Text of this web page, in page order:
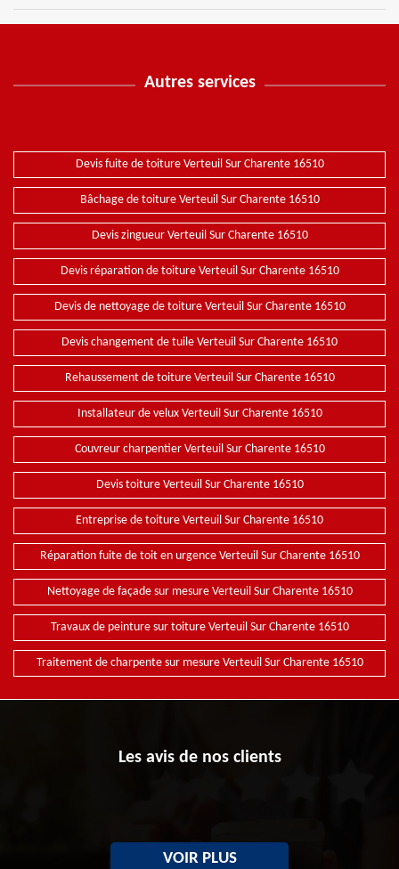
Autres services
Devis fuite de toiture Verteuil Sur Charente 16510
Bâchage de toiture Verteuil Sur Charente 16510
Devis zingueur Verteuil Sur Charente 16510
Devis réparation de toiture Verteuil Sur Charente 16510
Devis de nettoyage de toiture Verteuil Sur Charente 16510
Devis changement de tuile Verteuil Sur Charente 16510
Rehaussement de toiture Verteuil Sur Charente 16510
Installateur de velux Verteuil Sur Charente 16510
Couvreur charpentier Verteuil Sur Charente 16510
Devis toiture Verteuil Sur Charente 16510
Entreprise de toiture Verteuil Sur Charente 16510
Réparation fuite de toit en urgence Verteuil Sur Charente 16510
Nettoyage de façade sur mesure Verteuil Sur Charente 16510
Travaux de peinture sur toiture Verteuil Sur Charente 16510
Traitement de charpente sur mesure Verteuil Sur Charente 16510
Les avis de nos clients
VOIR PLUS